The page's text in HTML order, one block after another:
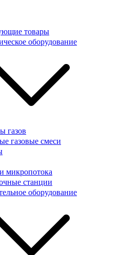
товары
оборудование
газов
газовые смеси
микропотока
станции
оборудование